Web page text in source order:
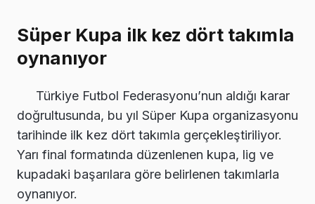
Süper Kupa ilk kez dört takımla
oynanıyor
Türkiye Futbol Federasyonu’nun aldığı karar
doğrultusunda, bu yıl Süper Kupa organizasyonu
tarihinde ilk kez dört takımla gerçekleştiriliyor.
Yarı final formatında düzenlenen kupa, lig ve
kupadaki başarılara göre belirlenen takımlarla
oynanıyor.